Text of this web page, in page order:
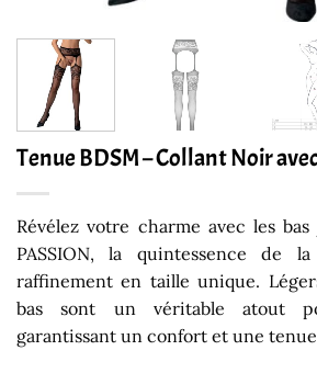
Tenue BDSM – Collant Noir
Révélez votre charme avec les
PASSION, la quintessence de
raffinement en taille unique.
bas sont un véritable atout
garantissant un confort et une